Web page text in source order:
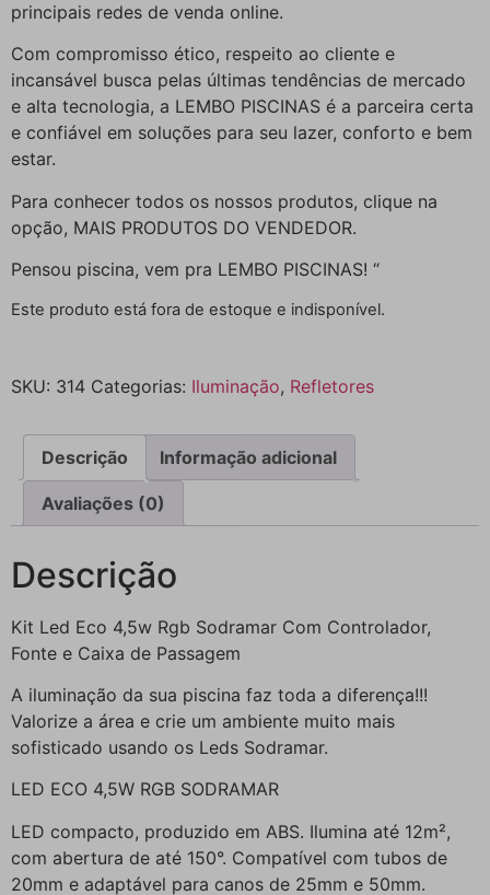
principais redes de venda online.
Com compromisso ético, respeito ao cliente e
incansável busca pelas últimas tendências de mercado
e alta tecnologia, a LEMBO PISCINAS é a parceira certa
e confiável em soluções para seu lazer, conforto e bem
estar.
Para conhecer todos os nossos produtos, clique na
opção, MAIS PRODUTOS DO VENDEDOR.
Pensou piscina, vem pra LEMBO PISCINAS! “
Este produto está fora de estoque e indisponível.
SKU: 314 Categorias: Iluminação, Refletores
Descrição Informação adicional
Avaliações (0)
Descrição
Kit Led Eco 4,5w Rgb Sodramar Com Controlador,
Fonte e Caixa de Passagem
A iluminação da sua piscina faz toda a diferença!!!
Valorize a área e crie um ambiente muito mais
sofisticado usando os Leds Sodramar.
LED ECO 4,5W RGB SODRAMAR
LED compacto, produzido em ABS. Ilumina até 12m²,
com abertura de até 150°. Compatível com tubos de
20mm e adaptável para canos de 25mm e 50mm.